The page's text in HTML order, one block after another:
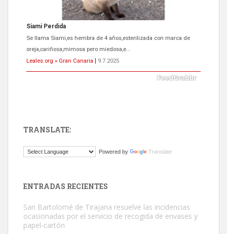
ADOPCIÓN URGENTE GATA TEROR GRAN CANARIA
El ayuntamiento se va a llevar a Los Gatos callejeros de la zona los
próximos días, ella incluida...
Leales.org » Gran Canaria
9.7.2025
Este gato macho ha aparecido en la calle hace menos de un mes,
TRANSLATE:
Powered by Translate
ENTRADAS RECIENTES
San Bartolomé de Tirajana resuelve las incidencias
ocasionadas por el servicio de recogida de envases y
papel-cartón